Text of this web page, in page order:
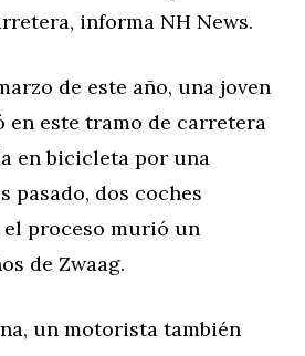
informa NH News.
de este año, una joven
en este tramo de carretera
en bicicleta por una
pasado, dos coches
proceso murió un
de Zwaag.
un motorista también